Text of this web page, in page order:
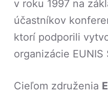
v roku 1997 na
účastníkov
ktorí podporili
organizácie EUNIS
Cieľom združenia